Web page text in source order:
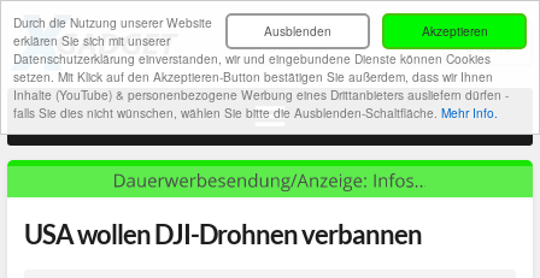
Akzeptieren
Ausblenden
Durch die Nutzung unserer Website
erklären Sie sich mit unserer
Datenschutzerklärung einverstanden, wir und eingebundene Dienste können Cookies
setzen. Mit Klick auf den Akzeptieren-Button bestätigen Sie außerdem, dass wir Ihnen
Inhalte (YouTube) & personenbezogene Werbung eines Drittanbieters ausliefern dürfen -
falls Sie dies nicht wünschen, wählen Sie bitte die Ausblenden-Schaltfläche. Mehr Info.
USA wollen DJI-Drohnen verbannen